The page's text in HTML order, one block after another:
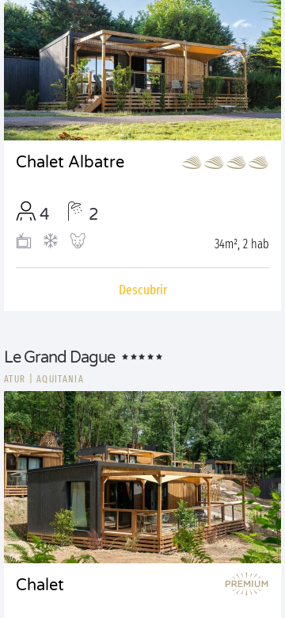
Chalet Albatre
4 2
34m², 2 hab
Descubrir
Le Grand Dague
ATUR |AQUITANIA
Chalet